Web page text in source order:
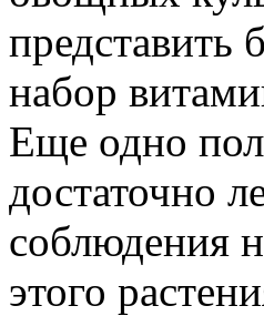
представить
набор
Еще одно
достаточно
соблюдения
этого